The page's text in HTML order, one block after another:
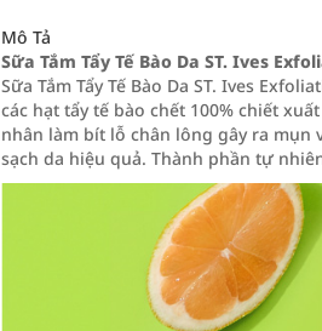
Mô Tả
Sữa Tắm Tẩy Tế Bào Da ST. Ives
Sữa Tắm Tẩy Tế Bào Da ST. Ives
các hạt tẩy tế bào chết 100% chiết
nhân làm bít lỗ chân lông gây ra mụn
sạch da hiệu quả. Thành phần tự